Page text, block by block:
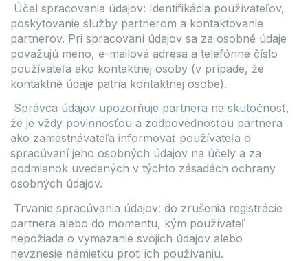
Účel spracovania údajov: Identifikácia používateľov,
poskytovanie služby partnerom a kontaktovanie
partnerov. Pri spracovaní údajov sa za osobné údaje
považujú meno, e-mailová adresa a telefónne číslo
používateľa ako kontaktnej osoby (v prípade, že
kontaktné údaje patria kontaktnej osobe).
Správca údajov upozorňuje partnera na skutočnosť,
že je vždy povinnosťou a zodpovednosťou partnera
ako zamestnávateľa informovať používateľa o
spracúvaní jeho osobných údajov na účely a za
podmienok uvedených v týchto zásadách ochrany
osobných údajov.
Trvanie spracúvania údajov: do zrušenia registrácie
partnera alebo do momentu, kým používateľ
nepožiada o vymazanie svojich údajov alebo
nevznesie námietku proti ich používaniu.